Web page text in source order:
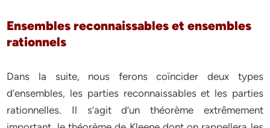
Ensembles reconnaissables et ensembles
rationnels
Dans la suite, nous ferons coïncider deux types
d’ensembles, les parties reconnaissables et les parties
rationnelles. Il s’agit d’un théorème extrêmement